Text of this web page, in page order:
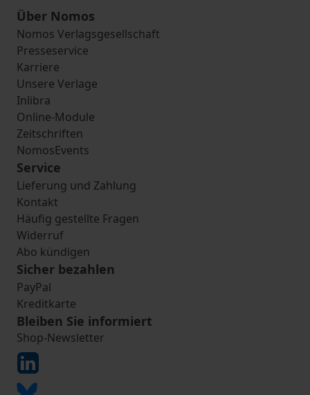
Über Nomos
Nomos Verlagsgesellschaft
Presseservice
Karriere
Unsere Verlage
Inlibra
Online-Module
Zeitschriften
NomosEvents
Service
Lieferung und Zahlung
Kontakt
Häufig gestellte Fragen
Widerruf
Abo kündigen
Sicher bezahlen
PayPal
Kreditkarte
Bleiben Sie informiert
Shop-Newsletter